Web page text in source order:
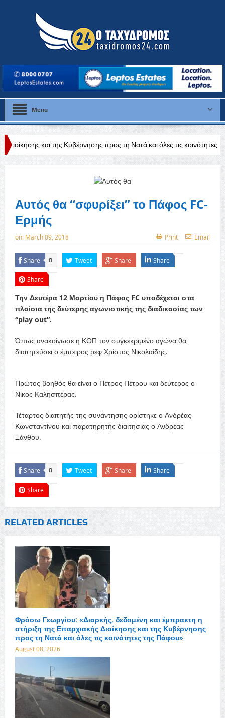
Menu
Κυβέρνησης προς τη Νατά και όλες τις κοινότητες της Πάφου»
Αυτός θα “σφυρίξει” το Πάφος FC-
Ερμής
on: March 09, 2018 Print Email
Share 0 Tweet Share Share
Share
Την Δευτέρα 12 Μαρτίου η Πάφος FC υποδέχεται στα
πλαίσια της δεύτερης αγωνιστικής της διαδικασίας των
“play out”.
Όπως ανακοίνωσε η ΚΟΠ τον συγκεκριμένο αγώνα θα
διαιτητεύσει ο έμπειρος ρεφ Χρίστος Νικολαίδης.
Πρώτος βοηθός θα είναι ο Πέτρος Πέτρου και δεύτερος ο
Νίκος Καλησπέρας.
Τέταρτος διαιτητής της συνάντησης ορίστηκε ο Ανδρέας
Κωνσταντίνου και παρατηρητής διαιτησίας ο Ανδρέας
Ξάνθου.
Share 0 Tweet Share Share
Share
RELATED ARTICLES
Φρόσω Γεωργίου: «Διαρκής, δεδομένη και έμπρακτη η
στήριξη της Επαρχιακής Διοίκησης και της Κυβέρνησης
προς τη Νατά και όλες τις κοινότητες της Πάφου»
August 08, 2026